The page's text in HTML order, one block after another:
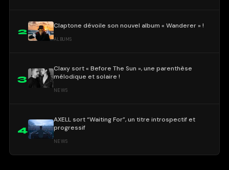
2
Claptone dévoile son nouvel album « Wanderer » !
ALBUMS
3
Claxy sort « Before The Sun », une parenthèse
mélodique et solaire !
NEWS
4
AXELL sort “Waiting For”, un titre introspectif et
progressif
NEWS